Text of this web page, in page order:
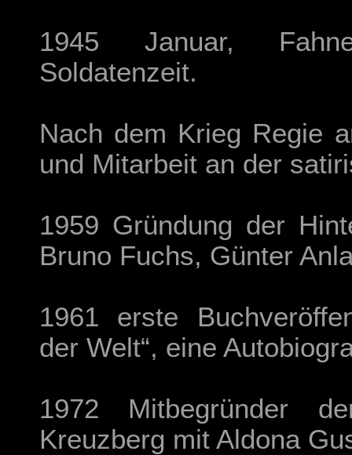
1945 Januar,
Soldatenzeit.
Nach dem Krieg Regie
und Mitarbeit an der
1959 Gründung der
Bruno Fuchs, Günter
1961 erste
der Welt“, eine
1972 Mitbegründer
Kreuzberg mit Aldona